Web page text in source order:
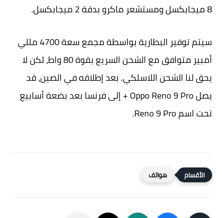
8 ميجابكسل ومستشعر ماكرو بدقة 2 ميجابكسل.
سيتم توفير البطارية بواسطة مجمع سعة 4700 مللي
أمبير متوافق مع الشحن السريع بقوة 80 واط، لكن لا
يحق لنا الشحن اللاسلكي. بعد إطلاقه في الصين، قد
يصل Oppo Reno 9 Pro + إلى فرنسا بعد بضعة أسابيع
تحت اسم Reno 9 Pro.
هواتف